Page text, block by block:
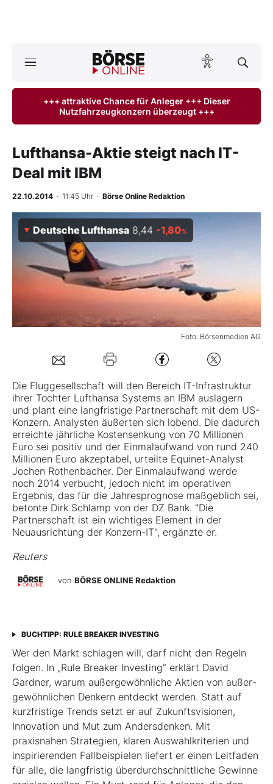
ktuelle Ausgabe BÖRSE ONLINE lesen
Anlageprodukte
Finanz-Check
BO-Musterdepots
Experten
Mein B:O
Kontakt
+++ attraktive Chance für Anleger +++ Dieser
Nutzfahrzeugkonzern überzeugt +++
Lufthansa-Aktie steigt nach IT-
Deal mit IBM
22.10.2014 · 11:45 Uhr · Börse Online Redaktion
Foto: Börsenmedien AG
Deutsche Lufthansa 8,44 -1,80%
Die Fluggesellschaft will den Bereich IT-Infrastruktur
ihrer Tochter Lufthansa Systems an IBM auslagern
und plant eine langfristige Partnerschaft mit dem US-
Konzern. Analysten äußerten sich lobend. Die dadurch
erreichte jährliche Kostensenkung von 70 Millionen
Euro sei positiv und der Einmalaufwand von rund 240
Millionen Euro akzeptabel, urteilte Equinet-Analyst
Jochen Rothenbacher. Der Einmalaufwand werde
noch 2014 verbucht, jedoch nicht im operativen
Ergebnis, das für die Jahresprognose maßgeblich sei,
betonte Dirk Schlamp von der DZ Bank. "Die
Partnerschaft ist ein wichtiges Element in der
Neuausrichtung der Konzern-IT", ergänzte er.
Reuters
von BÖRSE ONLINE Redaktion
BUCHTIPP: RULE BREAKER INVESTING
Wer den Markt schlagen will, darf nicht den Regeln
folgen. In „Rule Breaker Investing“ erklärt David
Gardner, warum außergewöhnliche Aktien von außer­
gewöhnlichen Denkern entdeckt werden. Statt auf
kurzfristige Trends setzt er auf Zukunftsvisionen,
Innovation und Mut zum Andersdenken. Mit
praxisnahen Strategien, klaren Auswahlkriterien und
inspirierenden Fallbeispielen liefert er einen Leit­faden
für alle, die langfristig überdurchschnittliche Gewinne